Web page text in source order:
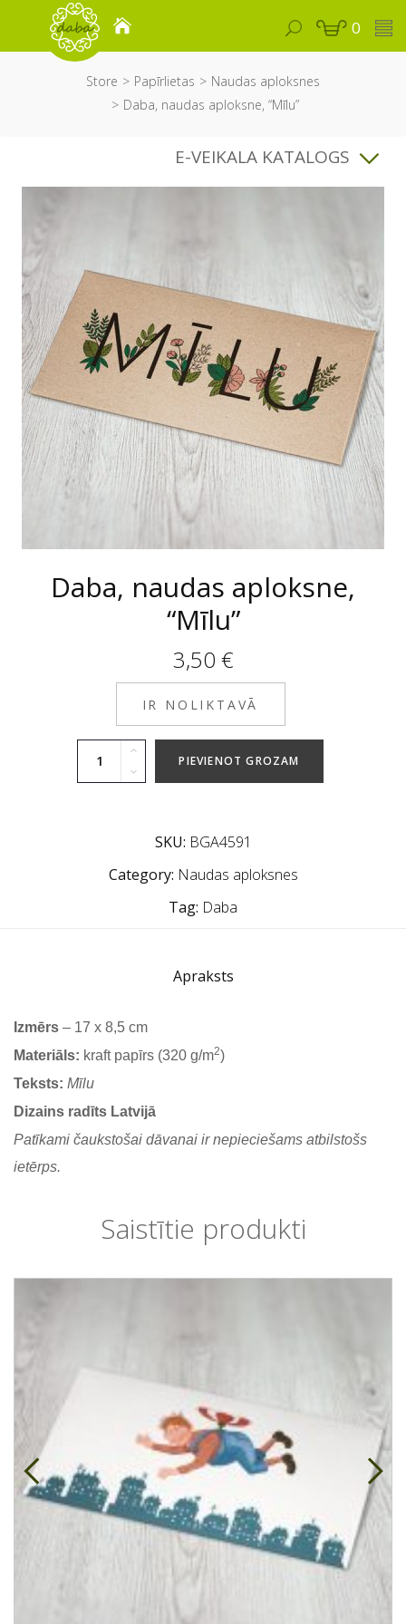
0
Store Papīrlietas
Naudas aploksnes
Daba, naudas aploksne, “Mīlu”
E-VEIKALA KATALOGS
Daba, naudas aploksne,
“Mīlu”
3,50 €
IR NOLIKTAVĀ
PIEVIENOT GROZAM
SKU: BGA4591
Category: Naudas aploksnes
Tag: Daba
Apraksts
Izmērs – 17 x 8,5 cm
Materiāls: kraft papīrs (320 g/m2)
Teksts: Mīlu
Dizains radīts Latvijā
Patīkami čaukstošai dāvanai ir nepieciešams atbilstošs
ietērps.
Saistītie produkti